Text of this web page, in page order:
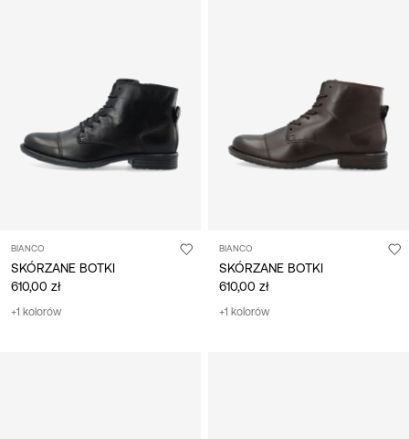
BIANCO
SKÓRZANE BOTKI
610,00 zł
+1 kolorów
BIANCO
SKÓRZANE BOTKI
610,00 zł
+1 kolorów